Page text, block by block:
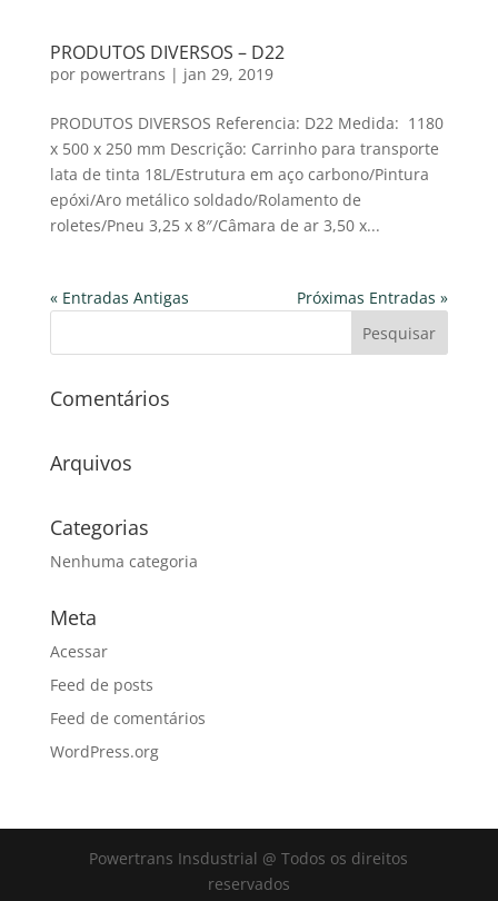
PRODUTOS DIVERSOS – D22
por powertrans | jan 29, 2019
PRODUTOS DIVERSOS Referencia: D22 Medida: 1180
x 500 x 250 mm Descrição: Carrinho para transporte
lata de tinta 18L/Estrutura em aço carbono/Pintura
epóxi/Aro metálico soldado/Rolamento de
roletes/Pneu 3,25 x 8″/Câmara de ar 3,50 x...
« Entradas Antigas Próximas Entradas »
Comentários
Arquivos
Categorias
Nenhuma categoria
Meta
Acessar
Feed de posts
Feed de comentários
WordPress.org
Powertrans Insdustrial @ Todos os direitos
reservados